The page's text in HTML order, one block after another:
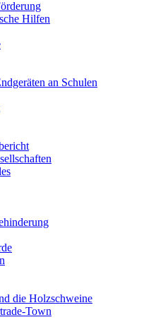
Hilfen
an Schulen
die Holzschweine
Town